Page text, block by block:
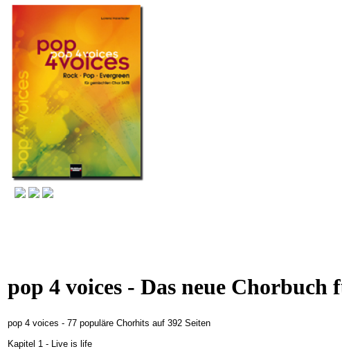
pop 4 voices - Das neue
pop 4 voices - 77 populäre Chorhits auf 392 Seiten
Kapitel 1 - Live is life